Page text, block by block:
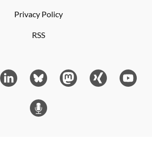
Privacy Policy
RSS